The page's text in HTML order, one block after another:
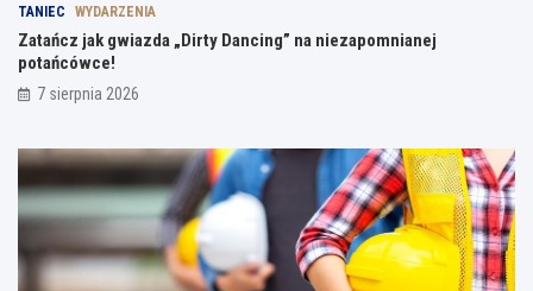
TANIEC WYDARZENIA
Zatańcz jak gwiazda „Dirty Dancing” na niezapomnianej
potańcówce!
7 sierpnia 2026